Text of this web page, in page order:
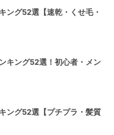
ング52選【速乾・くせ毛・
キング52選！初心者・メン
ング52選【プチプラ・髪質